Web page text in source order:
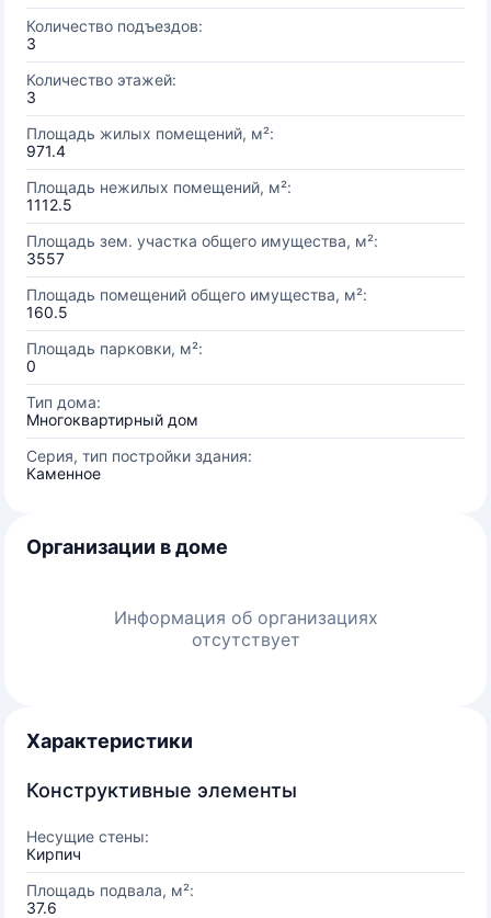
Количество подъездов:
3
Количество этажей:
3
Площадь жилых помещений, м²:
971.4
Площадь нежилых помещений, м²:
1112.5
Площадь зем. участка общего имущества, м²:
3557
Площадь помещений общего имущества, м²:
160.5
Площадь парковки, м²:
0
Тип дома:
Многоквартирный дом
Серия, тип постройки здания:
Каменное
Организации в доме
Информация об организациях
отсутствует
Характеристики
Конструктивные элементы
Несущие стены:
Кирпич
Площадь подвала, м²:
37.6